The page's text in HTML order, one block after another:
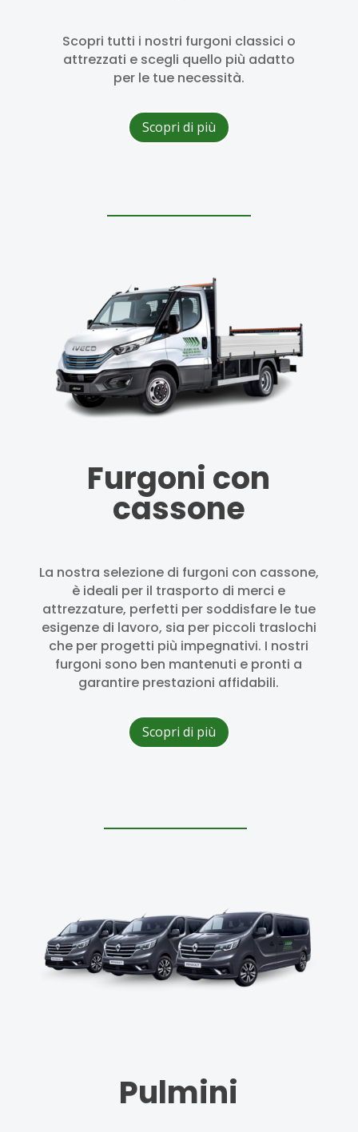
Scopri tutti i nostri furgoni classici o
attrezzati e scegli quello più adatto
per le tue necessità.
Scopri di più
Furgoni con
cassone
La nostra selezione di furgoni con cassone,
è ideali per il trasporto di merci e
attrezzature, perfetti per soddisfare le tue
esigenze di lavoro, sia per piccoli traslochi
che per progetti più impegnativi. I nostri
furgoni sono ben mantenuti e pronti a
garantire prestazioni affidabili.
Scopri di più
Pulmini